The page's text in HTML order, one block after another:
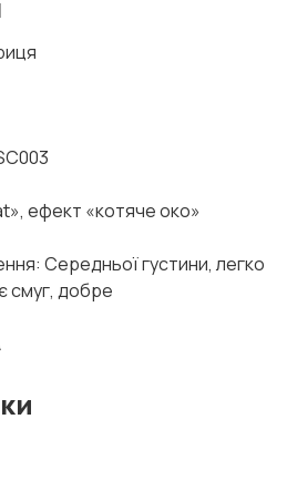
ефект «котяче око»
Середньої густини, легко
смуг, добре